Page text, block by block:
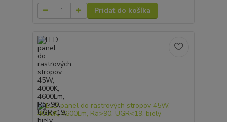
Pridať do košíka